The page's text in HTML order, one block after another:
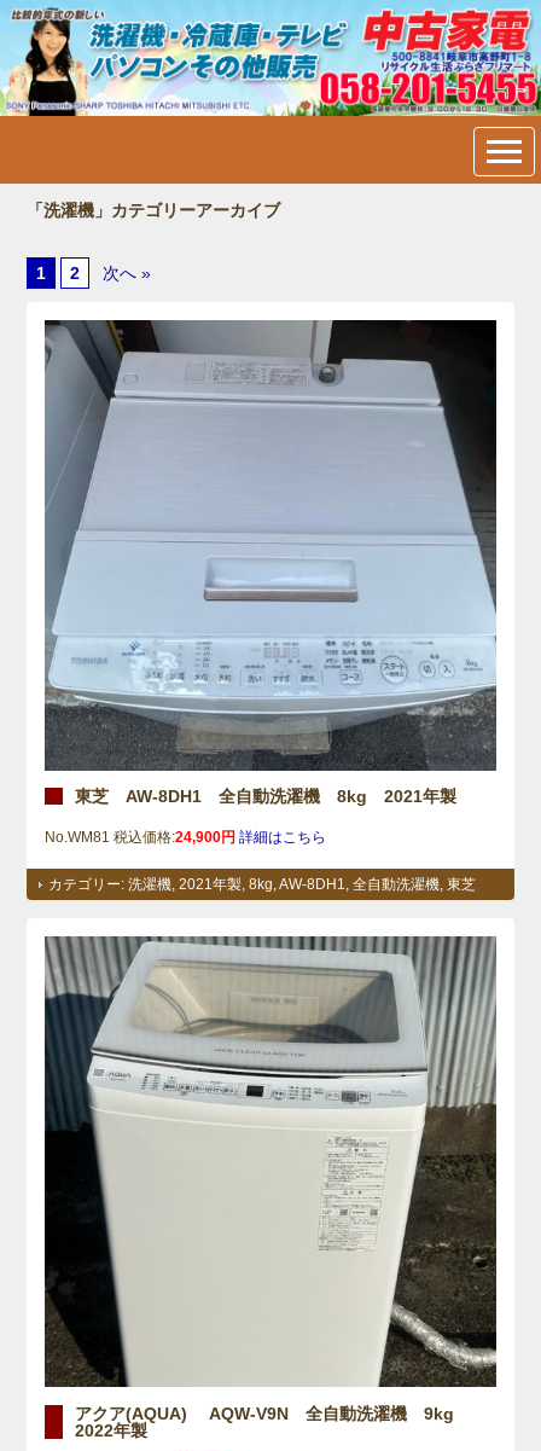
中古家電・洗濯機・冷蔵庫・
テレビ・パソコン販売＠岐阜
市内：フリマート
「洗濯機」カテゴリーアーカイブ
1 2 次へ »
東芝 AW-8DH1 全自動洗濯機 8kg 2021年製
No.WM81 税込価格:24,900円 詳細はこちら
カテゴリー:洗濯機 ,2021年製 ,8kg ,AW-8DH1 ,全自動洗濯機 ,東芝
アクア(AQUA) AQW-V9N 全自動洗濯機 9kg
2022年製